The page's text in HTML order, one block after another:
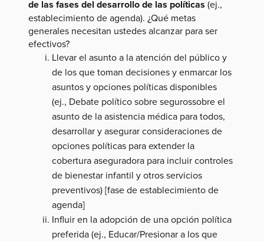
de las fases del desarrollo de las políticas (ej.,
establecimiento de agenda). ¿Qué metas
generales necesitan ustedes alcanzar para ser
efectivos?
Llevar el asunto a la atención del público y
de los que toman decisiones y enmarcar los
asuntos y opciones políticas disponibles
(ej., Debate político sobre segurossobre el
asunto de la asistencia médica para todos,
desarrollar y asegurar consideraciones de
opciones políticas para extender la
cobertura aseguradora para incluir controles
de bienestar infantil y otros servicios
preventivos) [fase de establecimiento de
agenda]
Influir en la adopción de una opción política
preferida (ej., Educar/Presionar a los que